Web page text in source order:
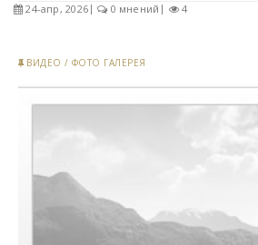
24-апр, 2026 0 мнений 4
ВИДЕО / ФОТО ГАЛЕРЕЯ